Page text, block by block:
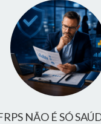
NÃO É SÓ